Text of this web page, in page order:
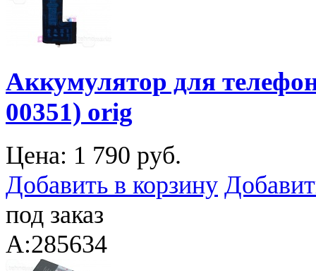
Аккумулятор для
00351) orig
Цена: 1 790 руб.
Добавить в корзину
под заказ
A:285634